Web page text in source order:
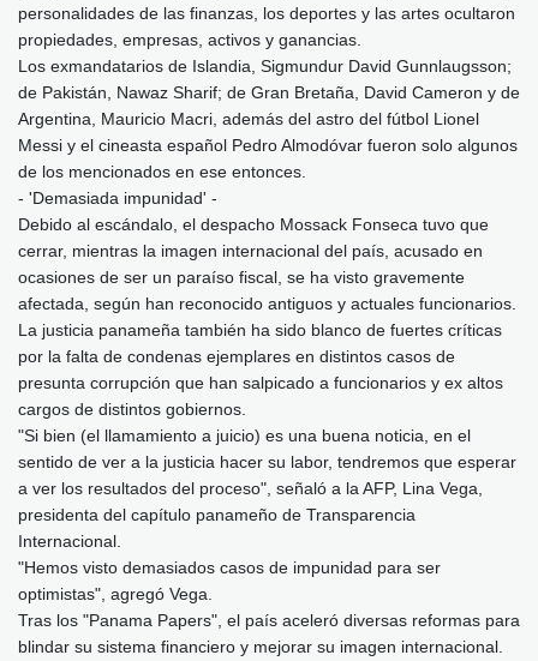
personalidades de las finanzas, los deportes y las artes ocultaron
propiedades, empresas, activos y ganancias.
Los exmandatarios de Islandia, Sigmundur David Gunnlaugsson;
de Pakistán, Nawaz Sharif; de Gran Bretaña, David Cameron y de
Argentina, Mauricio Macri, además del astro del fútbol Lionel
Messi y el cineasta español Pedro Almodóvar fueron solo algunos
de los mencionados en ese entonces.
- 'Demasiada impunidad' -
Debido al escándalo, el despacho Mossack Fonseca tuvo que
cerrar, mientras la imagen internacional del país, acusado en
ocasiones de ser un paraíso fiscal, se ha visto gravemente
afectada, según han reconocido antiguos y actuales funcionarios.
La justicia panameña también ha sido blanco de fuertes críticas
por la falta de condenas ejemplares en distintos casos de
presunta corrupción que han salpicado a funcionarios y ex altos
cargos de distintos gobiernos.
"Si bien (el llamamiento a juicio) es una buena noticia, en el
sentido de ver a la justicia hacer su labor, tendremos que esperar
a ver los resultados del proceso", señaló a la AFP, Lina Vega,
presidenta del capítulo panameño de Transparencia
Internacional.
"Hemos visto demasiados casos de impunidad para ser
optimistas", agregó Vega.
Tras los "Panama Papers", el país aceleró diversas reformas para
blindar su sistema financiero y mejorar su imagen internacional.